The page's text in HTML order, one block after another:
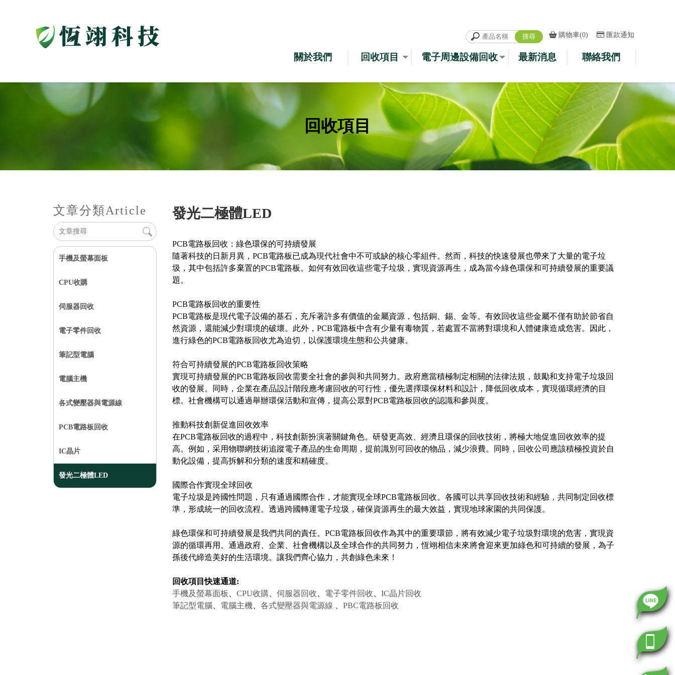
購物車(0) 匯款通知
關於我們
回收項目
電子周邊設備回收
最新消息
聯絡我們
回收項目
文章分類Article
手機及螢幕面板
CPU收購
伺服器回收
電子零件回收
筆記型電腦
電腦主機
各式變壓器與電源線
PCB電路板回收
IC晶片
發光二極體LED
發光二極體LED
PCB電路板回收：綠色環保的可持續發展
隨著科技的日新月異，PCB電路板已成為現代社會中不可或缺的核心零組件。然而，科技的快速發展也帶來了大量的電子垃
圾，其中包括許多棄置的PCB電路板。如何有效回收這些電子垃圾，實現資源再生，成為當今綠色環保和可持續發展的重要議
題。
PCB電路板回收的重要性
PCB電路板是現代電子設備的基石，充斥著許多有價值的金屬資源，包括銅、錫、金等。有效回收這些金屬不僅有助於節省自
然資源，還能減少對環境的破壞。此外，PCB電路板中含有少量有毒物質，若處置不當將對環境和人體健康造成危害。因此，
進行綠色的PCB電路板回收尤為迫切，以保護環境生態和公共健康。
符合可持續發展的PCB電路板回收策略
實現可持續發展的PCB電路板回收需要全社會的參與和共同努力。政府應當積極制定相關的法律法規，鼓勵和支持電子垃圾回
收的發展。同時，企業在產品設計階段應考慮回收的可行性，優先選擇環保材料和設計，降低回收成本，實現循環經濟的目
標。社會機構可以通過舉辦環保活動和宣傳，提高公眾對PCB電路板回收的認識和參與度。
推動科技創新促進回收效率
在PCB電路板回收的過程中，科技創新扮演著關鍵角色。研發更高效、經濟且環保的回收技術，將極大地促進回收效率的提
高。例如，采用物聯網技術追蹤電子產品的生命周期，提前識別可回收的物品，減少浪費。同時，回收公司應該積極投資於自
動化設備，提高拆解和分類的速度和精確度。
國際合作實現全球回收
電子垃圾是跨國性問題，只有通過國際合作，才能實現全球PCB電路板回收。各國可以共享回收技術和經驗，共同制定回收標
準，形成統一的回收流程。透過跨國轉運電子垃圾，確保資源再生的最大效益，實現地球家園的共同保護。
綠色環保和可持續發展是我們共同的責任。PCB電路板回收作為其中的重要環節，將有效減少電子垃圾對環境的危害，實現資
源的循環再用。通過政府、企業、社會機構以及全球合作的共同努力，恆翊相信未來將會迎來更加綠色和可持續的發展，為子
孫後代締造美好的生活環境。讓我們齊心協力，共創綠色未來！
回收項目快速通道:
手機及螢幕面板
CPU收購 伺服器回收 電子零件回收
IC晶片回收
筆記型電腦
電腦主機 各式變壓器與電源線 PBC電路板回收